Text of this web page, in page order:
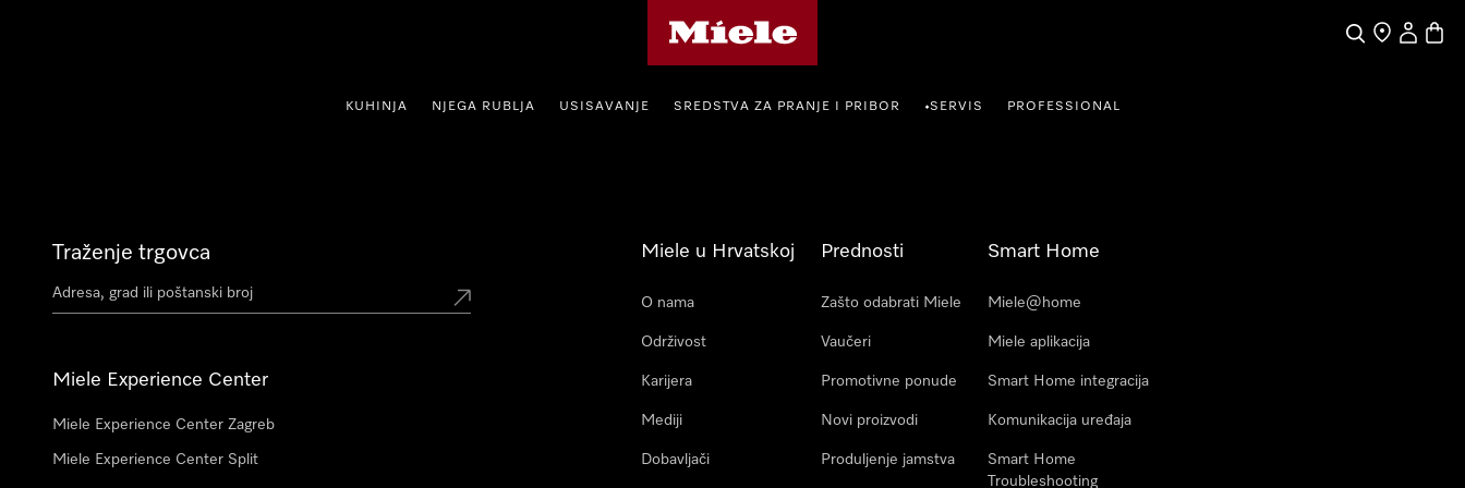
PretragaTraženjeKorisnički
KUHINJA NJEGA RUBLJA USISAVANJE SREDSTVA ZA PRANJE I PRIBOR •SERVIS PROFESSIONAL
Traženje trgovca
Miele Experience Center
Miele Experience Center Zagreb
Miele Experience Center Split
Miele u Hrvatskoj
O nama
Održivost
Karijera
Mediji
Dobavljači
Prednosti
Zašto odabrati Miele
Vaučeri
Promotivne ponude
Novi proizvodi
Produljenje jamstva
Smart Home
Miele@home
Miele aplikacija
Smart Home integracija
Komunikacija uređaja
Smart Home
Troubleshooting